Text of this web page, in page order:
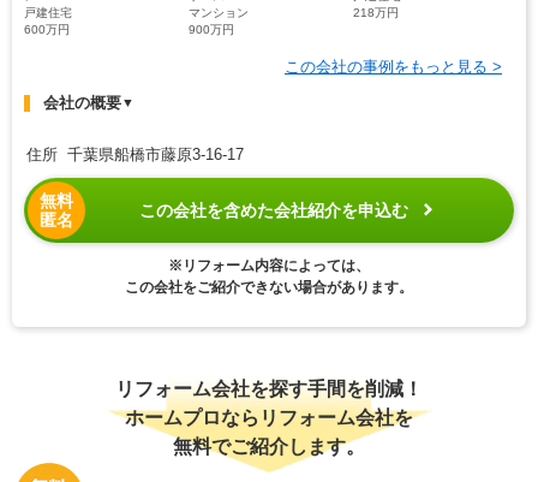
戸建住宅
600万円
マンション
900万円
218万円
この会社の事例をもっと見る >
会社の概要▼
住所 千葉県船橋市藤原3-16-17
無料
匿名
この会社を含めた会社紹介を申込む
※リフォーム内容によっては、
この会社をご紹介できない場合があります。
リフォーム会社を探す手間を削減！
ホームプロならリフォーム会社を
無料でご紹介します。